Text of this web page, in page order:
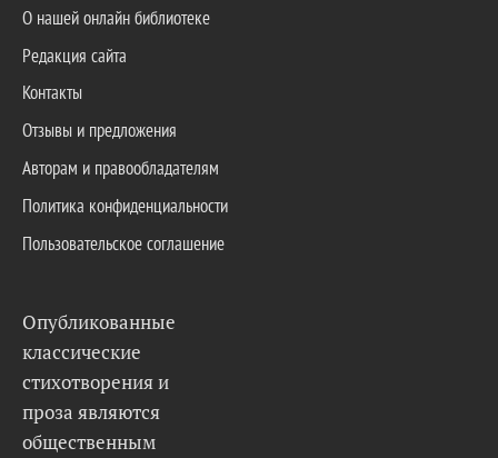
О нашей онлайн библиотеке
Редакция сайта
Контакты
Отзывы и предложения
Авторам и правообладателям
Политика конфиденциальности
Пользовательское соглашение
Опубликованные
классические
стихотворения и
проза являются
общественным